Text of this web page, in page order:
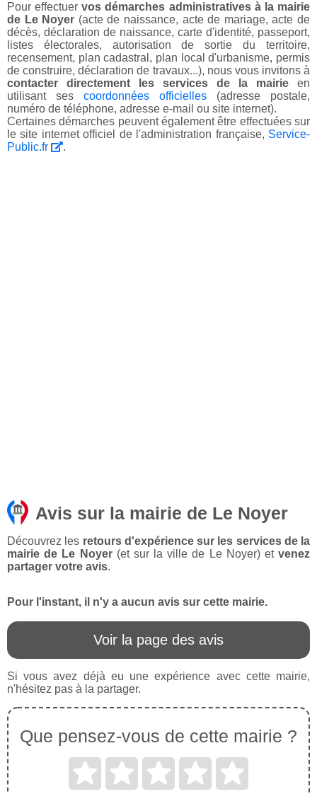
Pour effectuervos démarches administratives à la mairie
de Le Noyer (acte de naissance, acte de mariage, acte de
décès, déclaration de naissance, carte d'identité, passeport,
listes électorales, autorisation de sortie du territoire,
recensement, plan cadastral, plan local d'urbanisme, permis
de construire, déclaration de travaux...), nous vous invitons à
contacter directement les services de la mairie en
utilisant ses coordonnées officielles (adresse postale,
numéro de téléphone, adresse e-mail ou site internet).
Certaines démarches peuvent également être effectuées sur
le site internet officiel de l'administration française, Service-
Public.fr
.
Avis sur la mairie de Le Noyer
Découvrez les retours d'expérience sur les services de la
mairie de Le Noyer(et sur la ville de Le Noyer) et venez
partager votre avis.
Pour l'instant, il n'y a aucun avis sur cette mairie.
Voir la page des avis
Si vous avez déjà eu une expérience avec cette mairie,
n'hésitez pas à la partager.
Que pensez-vous de cette mairie ?